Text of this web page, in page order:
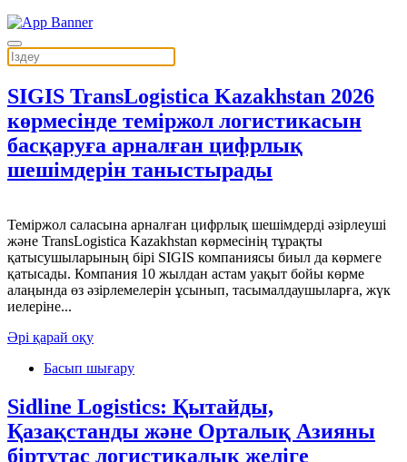
SIGIS TransLogistica Kazakhstan 2026
көрмесінде теміржол логистикасын
басқаруға арналған цифрлық
шешімдерін таныстырады
Теміржол саласына арналған цифрлық шешімдерді әзірлеуші
және TransLogistica Kazakhstan көрмесінің тұрақты
қатысушыларының бірі SIGIS компаниясы биыл да көрмеге
қатысады. Компания 10 жылдан астам уақыт бойы көрме
алаңында өз әзірлемелерін ұсынып, тасымалдаушыларға, жүк
иелеріне...
Әрі қарай оқу
Басып шығару
Sidline Logistics: Қытайды,
Қазақстанды және Орталық Азияны
біртұтас логистикалық желіге